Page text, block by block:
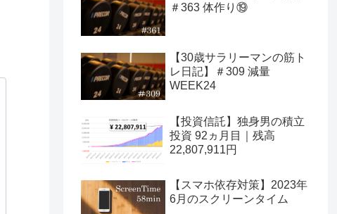
＃363 体作り⑲
【30歳サラリーマンの筋ト
レ日記】＃309 減量
WEEK24
【投資信託】独身男の積立
投資 92ヵ月目｜残高
22,807,911円
【スマホ依存対策】2023年
6月のスクリーンタイム